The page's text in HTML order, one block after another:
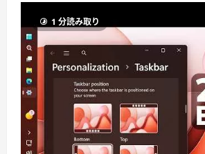
1 分読み取り